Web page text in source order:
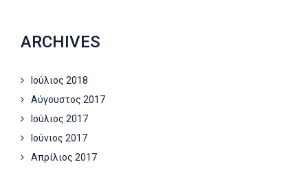
ARCHIVES
Ιούλιος 2018
Αύγουστος 2017
Ιούλιος 2017
Ιούνιος 2017
Απρίλιος 2017